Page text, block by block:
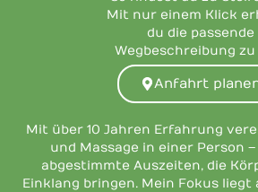
Mit nur einem Klick
du die passende
Wegbeschreibung zu
Anfahrt
Mit über 10 Jahren Erfahrung
und Massage in einer Person
abgestimmte Auszeiten, die
Einklang bringen. Mein Fokus